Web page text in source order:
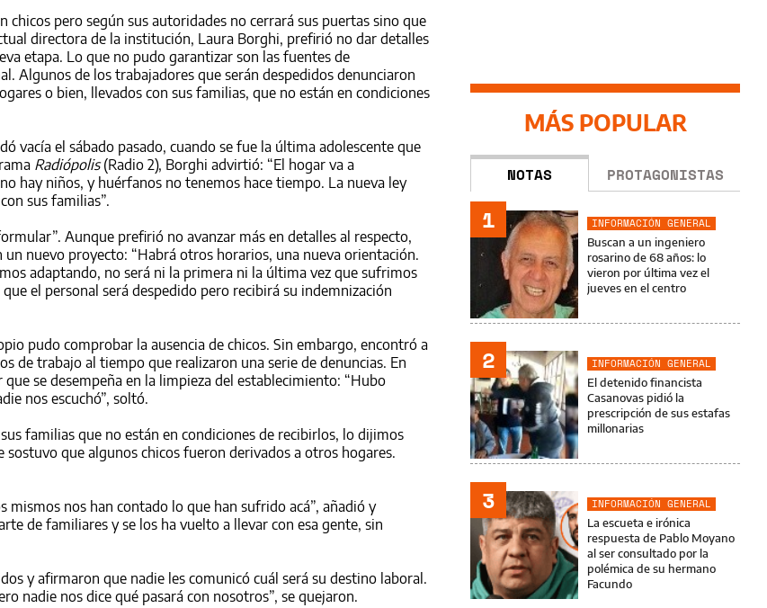
chicos pero según sus autoridades no cerrará sus puertas sino que
directora de la institución, Laura Borghi, prefirió no dar detalles
etapa. Lo que no pudo garantizar son las fuentes de
Algunos de los trabajadores que serán despedidos denunciaron
o bien, llevados con sus familias, que no están en condiciones
vacía el sábado pasado, cuando se fue la última adolescente que
Radiópolis(Radio 2), Borghi advirtió: “El hogar va a
hay niños, y huérfanos no tenemos hace tiempo. La nueva ley
sus familias”.
Aunque prefirió no avanzar más en detalles al respecto,
nuevo proyecto: “Habrá otros horarios, una nueva orientación.
adaptando, no será ni la primera ni la última vez que sufrimos
el personal será despedido pero recibirá su indemnización
pudo comprobar la ausencia de chicos. Sin embargo, encontró a
de trabajo al tiempo que realizaron una serie de denuncias. En
se desempeña en la limpieza del establecimiento: “Hubo
nos escuchó”, soltó.
familias que no están en condiciones de recibirlos, lo dijimos
que algunos chicos fueron derivados a otros hogares.
mismos nos han contado lo que han sufrido acá”, añadió y
de familiares y se los ha vuelto a llevar con esa gente, sin
y afirmaron que nadie les comunicó cuál será su destino laboral.
nadie nos dice qué pasará con nosotros”, se quejaron.
MÁS POPULAR
NOTAS PROTAGONISTAS
1
INFORMACIÓN GENERAL
Buscan a un ingeniero
rosarino de 68 años: lo
vieron por última vez el
jueves en el centro
2
INFORMACIÓN GENERAL
El detenido financista
Casanovas pidió la
prescripción de sus estafas
millonarias
3
INFORMACIÓN GENERAL
La escueta e irónica
respuesta de Pablo Moyano
al ser consultado por la
polémica de su hermano
Facundo